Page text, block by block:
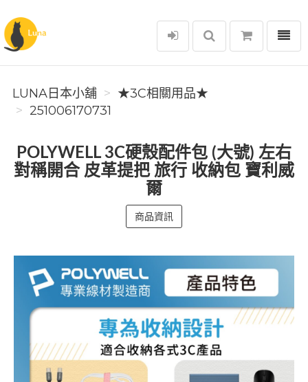
Luna日本小舖
選單
LUNA日本小舖
★3C相關用品★
251006170731
POLYWELL 3C硬殼配件包 (大號) 左右
對稱開合 皮革提把 旅行 收納包 寶利威
爾
商品資訊